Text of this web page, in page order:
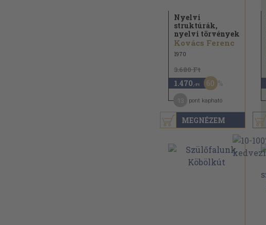
MEGNÉZEM
Nyelvi
struktúrák,
nyelvi törvények
Kovács Ferenc
1970
3.680 Ft
1.470 ,-Ft 60
pont kapható